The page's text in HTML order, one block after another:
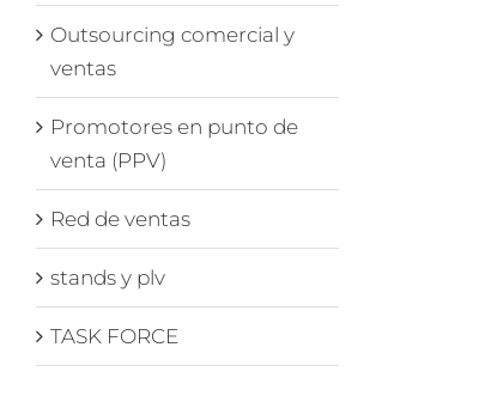
Outsourcing comercial y
ventas
Promotores en punto de
venta (PPV)
Red de ventas
stands y plv
TASK FORCE